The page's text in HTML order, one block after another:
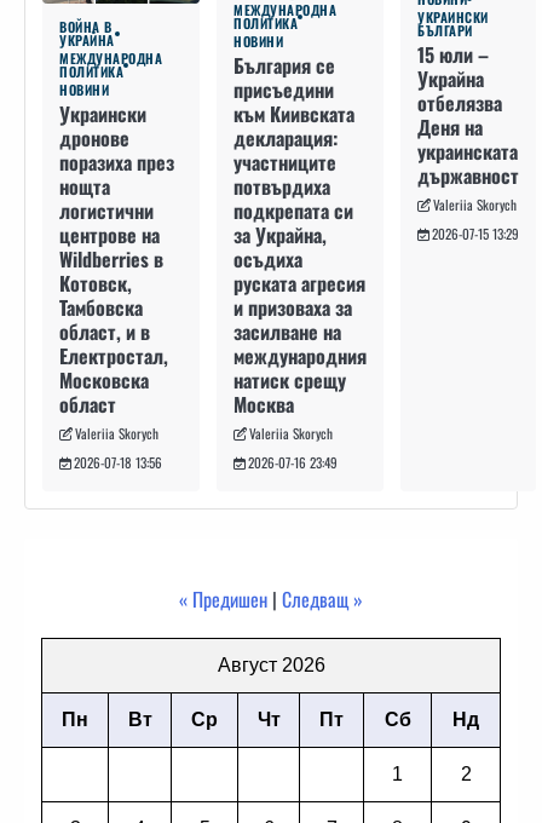
ВОЙНА В
УКРАЙНА
МЕЖДУНАРОДНА
ПОЛИТИКА
НОВИНИ
Украински
дронове
поразиха през
нощта
логистични
центрове на
Wildberries в
Котовск,
Тамбовска
област, и в
Електростал,
Московска
област
Valeriia Skorych
2026-07-18 13:56
МЕЖДУНАРОДНА
ПОЛИТИКА
НОВИНИ
България се
присъедини
към Киивската
декларация:
участниците
потвърдиха
подкрепата си
за Украйна,
осъдиха
руската агресия
и призоваха за
засилване на
международния
натиск срещу
Москва
Valeriia Skorych
2026-07-16 23:49
УКРАИНСКИ
БЪЛГАРИ
15 юли –
Украйна
отбелязва
Деня на
украинската
държавност
Valeriia Skorych
2026-07-15 13:29
« Предишен | Следващ »
Август 2026
Пн Вт Ср Чт Пт Сб Нд
1 2